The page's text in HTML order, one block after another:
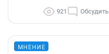
921 Обсудить
МНЕНИЕ